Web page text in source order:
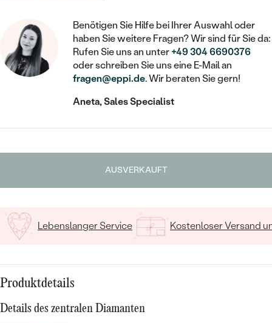
LUXURIÖSE
Meistverkaufte
ANSCHAUEN
MIT DIAMANT
MIT LAB GROWN DIAMANT
MIT MOISSANIT
MIT FARBIGEN DIAMANTEN
MIT SCHWARZEN DIAMANTEN
MIT SALT AND PEPPER DIAMANTEN
MIT EDELSTEIN
GOLD
PLATIN
NACH MATERIAL
GOLD
NACH STEIN
EDELSTEINSCHMUCK
SCHMUCK MIT LAB GROWN
PERLENSCHMUCK
MIT EDELSTEIN
PERLENOHRRINGE
MIT TIEREN
NACH EDELSTEIN
MIT DIAMANT
PREISWERTE
LUXURIÖSE
MIT DIAMANT
MIT EDELSTEIN
PERLENRINGE
LUXURIÖSE
Benötigen Sie Hilfe bei Ihrer Auswahl oder
haben Sie weitere Fragen? Wir sind für Sie da:
Rufen Sie uns an unter+49 304 6690376
oder schreiben Sie uns eine E-Mail an
fragen@eppi.de. Wir beraten Sie gern!
Aneta, Sales Specialist
AUSVERKAUFT
Lebenslanger Service Kostenloser Versand
Produktdetails
Details des zentralen Diamanten